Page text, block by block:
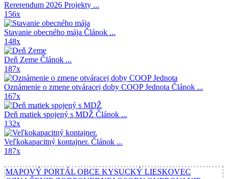
Rererendum 2026 Projekty ...
156x
Stavanie obecného mája Článok ...
148x
Deň Zeme Článok ...
187x
Oznámenie o zmene otváracej doby COOP Jednota Článok ...
167x
Deň matiek spojený s MDŽ Článok ...
132x
Veľkokapacitný kontajner. Článok ...
187x
MAPOVÝ PORTÁL OBCE KYSUCKÝ LIESKOVEC